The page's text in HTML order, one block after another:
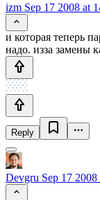
izm Sep 17 2008 at
и которая теперь
надо. изза замены
Reply
Devgru Sep 17 2008